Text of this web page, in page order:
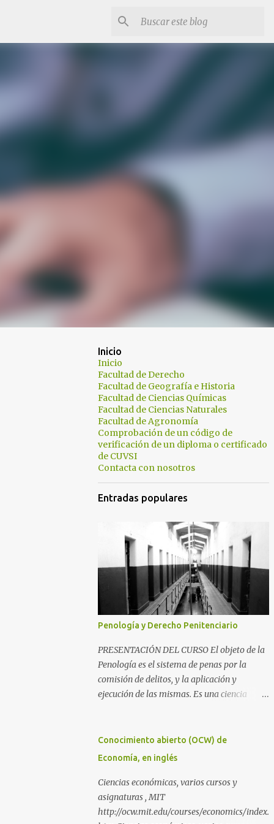
Inicio
Inicio
Facultad de Derecho
Facultad de Geografía e Historia
Facultad de Ciencias Químicas
Facultad de Ciencias Naturales
Facultad de Agronomía
Comprobación de un código de
verificación de un diploma o certificado
de CUVSI
Contacta con nosotros
Entradas populares
Penología y Derecho Penitenciario
PRESENTACIÓN DEL CURSO El objeto de la
Penología es el sistema de penas por la
comisión de delitos, y la aplicación y
ejecución de las mismas. Es una ciencia
del Derecho Procesal y el Derecho
Constitucional. Como parte de la
aplicación de la pena como prevención de los
delitos y salvaguarda de los principios de
convivencia de una sociedad. Como parte del
Conocimiento abierto (OCW) de
Economía, en inglés
Ciencias económicas, varios cursos y
asignaturas , MIT
http://ocw.mit.edu/courses/economics/index.